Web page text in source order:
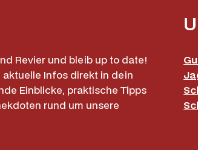
Revier und bleib up to date!
Infos direkt in dein
Einblicke, praktische Tipps
rund um unsere